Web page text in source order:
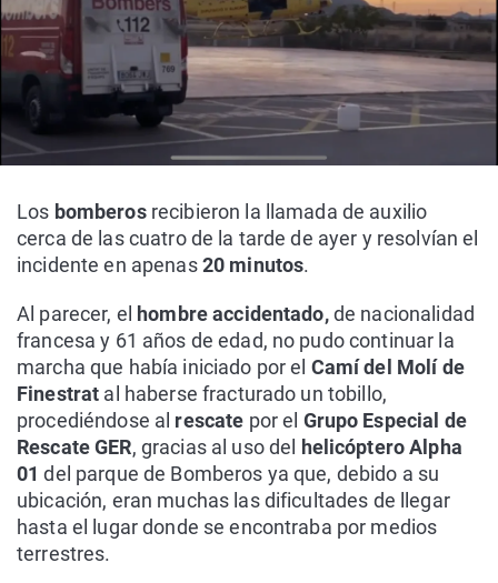
Los bomberos recibieron la llamada de auxilio
cerca de las cuatro de la tarde de ayer y resolvían el
incidente en apenas20 minutos.
Al parecer, el hombre accidentado,de nacionalidad
francesa y 61 años de edad, no pudo continuar la
marcha que había iniciado por el Camí del Molí de
Finestrat al haberse fracturado un tobillo,
procediéndose al rescate por el Grupo Especial de
Rescate GER, gracias al uso del
helicóptero Alpha
01del parque de Bomberos ya que, debido a su
ubicación, eran muchas las dificultades de llegar
hasta el lugar donde se encontraba por medios
terrestres.